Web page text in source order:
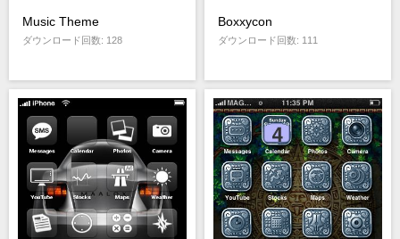
Music Theme
ダウンロード回数: 128
Boxxycon
ダウンロード回数: 111